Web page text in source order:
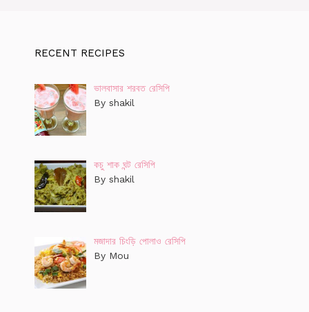
RECENT RECIPES
ভালবাসার শরবত রেসিপি
By shakil
কচু শাক ঘন্ট রেসিপি
By shakil
মজাদার চিংড়ি পোলাও রেসিপি
By Mou